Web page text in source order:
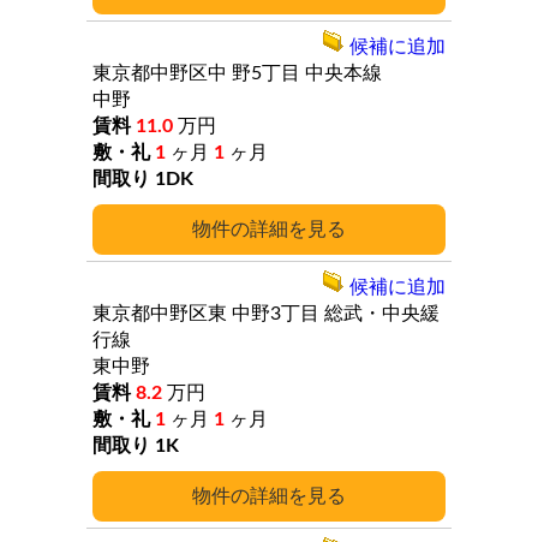
詳細
東京都中野区中 野5丁目 中央本線
中野
11.0 万円
1 ヶ月 1 ヶ月
1DK
候補に追加
詳細
東京都中野区東 中野3丁目 総武・中央緩
行線
東中野
8.2 万円
1 ヶ月 1 ヶ月
1K
候補に追加